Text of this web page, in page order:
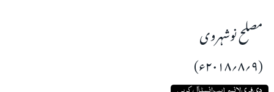
مصلح نوشہروی
(۹؍۸؍۲۰۱۸ء)